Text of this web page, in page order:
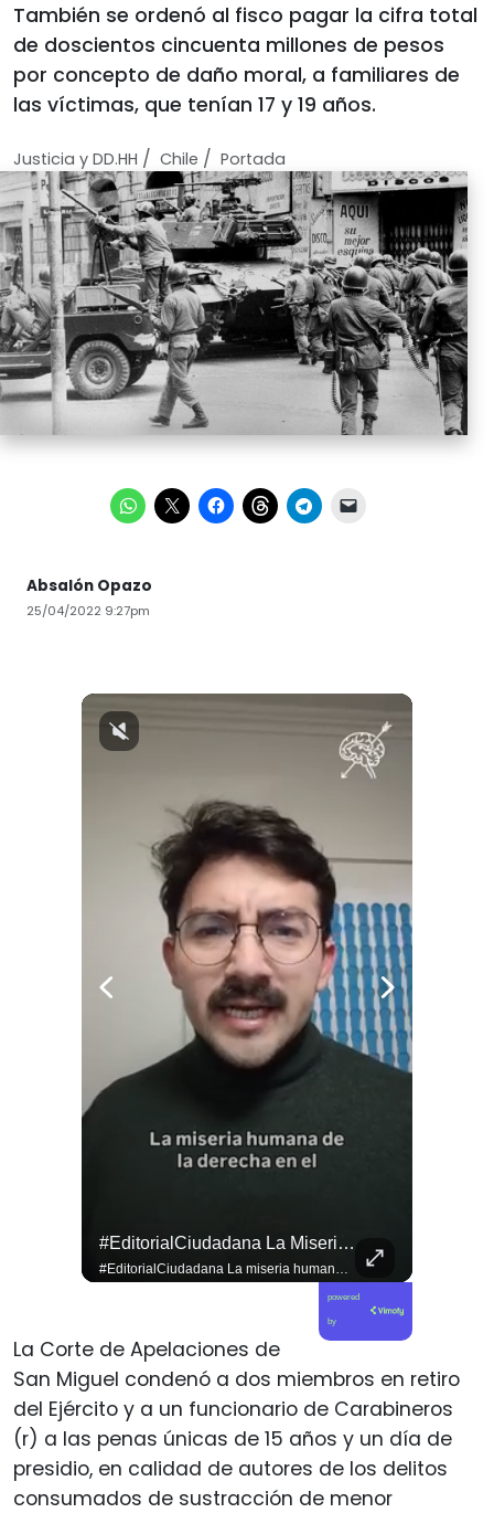
También se ordenó al fisco pagar la cifra total
de doscientos cincuenta millones de pesos
por concepto de daño moral, a familiares de
las víctimas, que tenían 17 y 19 años.
Justicia y DD.HH / Chile / Portada
Absalón Opazo
25/04/2022 9:27pm
#EditorialCiudadana La Miseria Humana De La Derecha No Tiene Límites.
#EditorialCiudadana La miseria humana de la derecha no tiene límites. Senadores corruptos como Camila Flores y Alejandro Kusanovic buscan dejar en libertad a los criminales de la Revuelta Popular, entre los cuales se encuentra quien cegó a @fabiolacampillai_senadora. Ni un paso atrás frente a los delincuentes.
powered
by
La Corte de Apelaciones de
San Miguel condenó a dos miembros en retiro
del Ejército y a un funcionario de Carabineros
(r) a las penas únicas de 15 años y un día de
presidio, en calidad de autores de los delitos
consumados de sustracción de menor